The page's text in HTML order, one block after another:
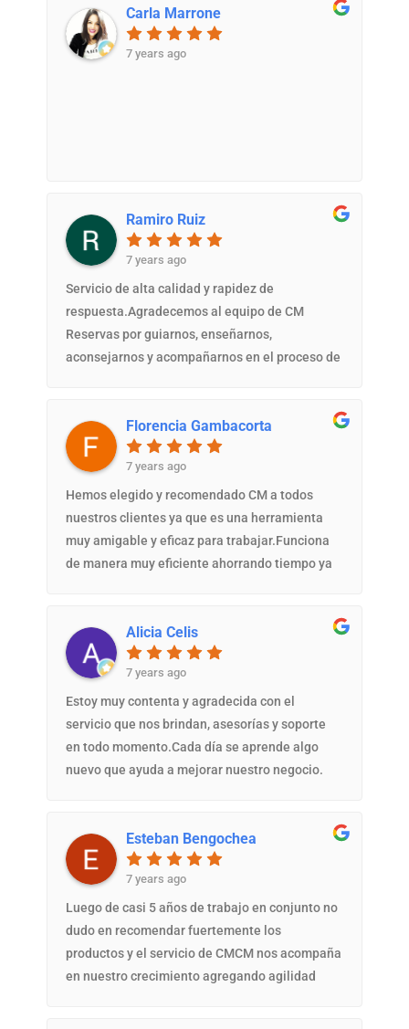
Carla Marrone
7 years ago
Ramiro Ruiz
7 years ago
Servicio de alta calidad y rapidez de
respuesta.Agradecemos al equipo de CM
Reservas por guiarnos, enseñarnos,
aconsejarnos y acompañarnos en el proceso de
RamiroAl Kamar Spa LodgeMisiones -
Argentina
Florencia Gambacorta
7 years ago
Hemos elegido y recomendado CM a todos
nuestros clientes ya que es una herramienta
muy amigable y eficaz para trabajar.Funciona
de manera muy eficiente ahorrando tiempo ya
Tiene conexión con los principales portales y
PMS disponibles.Además, nos sentimos muy
apoyados por el equipo de soporte, quien
brinda asistencia en tiempo y forma, las 24 hs.
Alicia Celis
7 years ago
Estoy muy contenta y agradecida con el
servicio que nos brindan, asesorías y soporte
en todo momento.Cada día se aprende algo
nuevo que ayuda a mejorar nuestro negocio.
Esteban Bengochea
7 years ago
Luego de casi 5 años de trabajo en conjunto no
dudo en recomendar fuertemente los
productos y el servicio de CMCM nos acompaña
en nuestro crecimiento agregando agilidad